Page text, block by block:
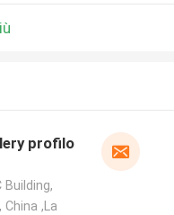
profilo
Building,
China ,La